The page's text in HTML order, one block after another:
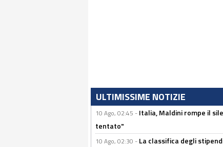
ULTIMISSIME NOTIZIE
10 Ago, 02:45 - Italia, Maldini rompe il
tentato"
10 Ago, 02:30 - La classifica degli